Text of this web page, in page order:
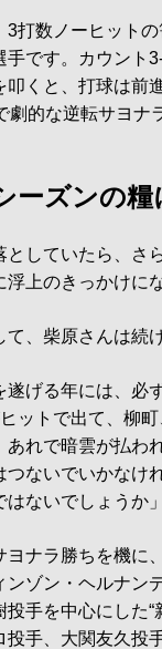
打数ノーヒット
手です。カウント
叩くと、打球は前
劇的な逆転サヨナ
ーズンの糧
としていたら、
上のきっかけに
、柴原さんは続け
遂げる年には、必
ットで出て、柳
あれで暗雲が払わ
つないでいかなけ
ないでしょうか」
ナラ勝ちを機に
ンゾン・ヘルナン
手を中心にした
投手、大関友久投